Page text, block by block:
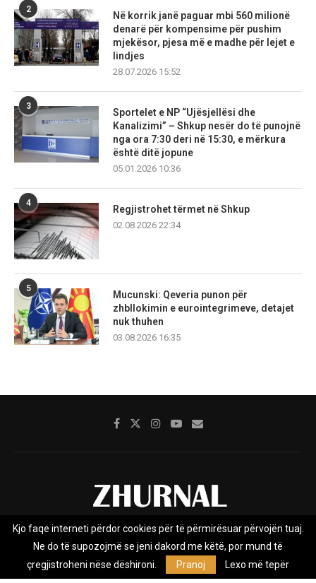
2
Në korrik janë paguar mbi 560 milionë
denarë për kompensime për pushim
mjekësor, pjesa më e madhe për lejet e
lindjes
28.07.2026 15:52
3
Sportelet e NP “Ujësjellësi dhe
Kanalizimi” – Shkup nesër do të punojnë
nga ora 7:30 deri në 15:30, e mërkura
është ditë jopune
05.01.2026 10:36
4
Regjistrohet tërmet në Shkup
02.08.2026 22:34
5
Mucunski: Qeveria punon për
zhbllokimin e eurointegrimeve, detajet
nuk thuhen
03.08.2026 16:35
Rreth nesh Impresumi Marketing
Privacy Policy
Zhurnal.mk është Agjenci e Lajmeve e pavarur, e themeluar në vitin
Kjo faqe interneti përdor cookies për të përmirësuar përvojën tuaj.
Ne do të supozojmë se jeni dakord me këtë, por mund të
çregjistroheni nëse dëshironi.
Pranoj Lexo më tepër